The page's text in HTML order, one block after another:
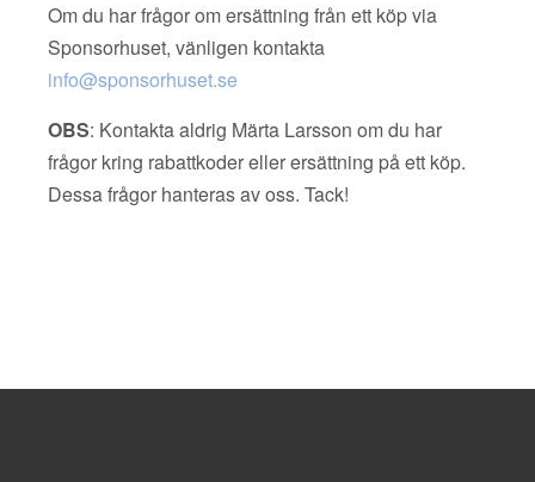
Om du har frågor om ersättning från ett köp via
Sponsorhuset, vänligen kontakta
info@sponsorhuset.se
OBS: Kontakta aldrig Märta Larsson om du har
frågor kring rabattkoder eller ersättning på ett köp.
Dessa frågor hanteras av oss. Tack!